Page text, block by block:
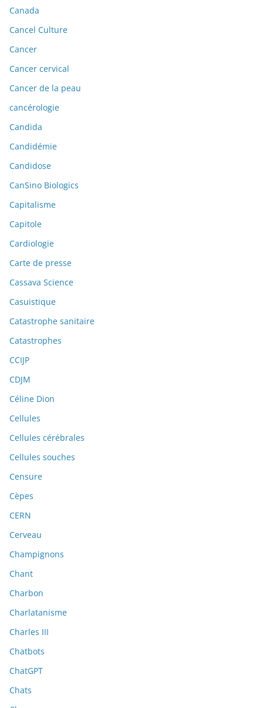
Canada
Cancel Culture
Cancer
Cancer cervical
Cancer de la peau
cancérologie
Candida
Candidémie
Candidose
CanSino Biologics
Capitalisme
Capitole
Cardiologie
Carte de presse
Cassava Science
Casuistique
Catastrophe sanitaire
Catastrophes
CCIJP
CDJM
Céline Dion
Cellules
Cellules cérébrales
Cellules souches
Censure
Cèpes
CERN
Cerveau
Champignons
Chant
Charbon
Charlatanisme
Charles III
Chatbots
ChatGPT
Chats